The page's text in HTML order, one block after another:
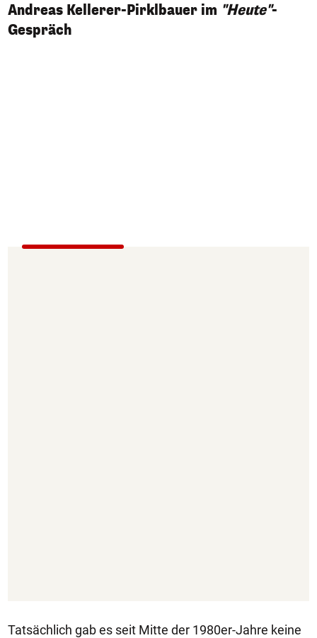
Andreas Kellerer-Pirklbauer im "Heute"-
Gespräch
Tatsächlich gab es seit Mitte der 1980er-Jahre keine